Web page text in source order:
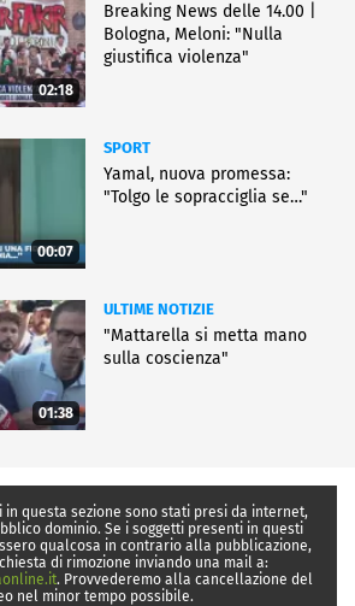
02:18
Breaking News delle 14.00 |
Bologna, Meloni: "Nulla
giustifica violenza"
00:07
SPORT
Yamal, nuova promessa:
"Tolgo le sopracciglia se…"
01:38
ULTIME NOTIZIE
"Mattarella si metta mano
sulla coscienza"
in questa sezione sono stati presi da internet,
dominio. Se i soggetti presenti in questi
qualcosa in contrario alla pubblicazione,
di rimozione inviando una mail a:
. Provvederemo alla cancellazione del
nel minor tempo possibile.